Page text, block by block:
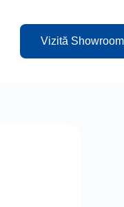
Vizită Showroom